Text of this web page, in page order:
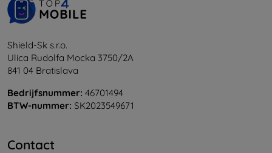
Shield-Sk s.r.o.
Ulica Rudolfa Mocka 3750/2A
841 04 Bratislava
Bedrijfsnummer: 46701494
BTW-nummer: SK2023549671
Contact